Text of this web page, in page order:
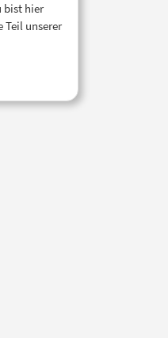
bist hier
Teil unserer